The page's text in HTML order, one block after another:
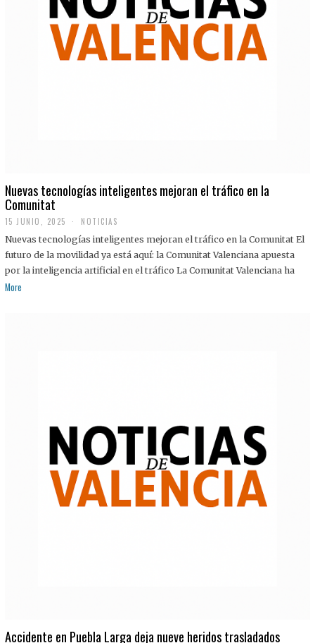
Nuevas tecnologías inteligentes mejoran el tráfico en la
Comunitat
15 JUNIO, 2025 NOTICIAS
Nuevas tecnologías inteligentes mejoran el tráfico en la Comunitat El
futuro de la movilidad ya está aquí: la Comunitat Valenciana apuesta
por la inteligencia artificial en el tráfico La Comunitat Valenciana ha
More
Accidente en Puebla Larga deja nueve heridos trasladados